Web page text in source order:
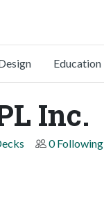
Education
Inc.
0 Following